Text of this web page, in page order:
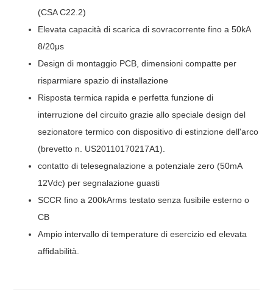
(CSA C22.2)
Elevata capacità di scarica di sovracorrente fino a 50kA
8/20μs
Design di montaggio PCB, dimensioni compatte per
risparmiare spazio di installazione
Risposta termica rapida e perfetta funzione di
interruzione del circuito grazie allo speciale design del
sezionatore termico con dispositivo di estinzione dell'arco
(brevetto n. US20110170217A1).
contatto di telesegnalazione a potenziale zero (50mA
12Vdc) per segnalazione guasti
SCCR fino a 200kArms testato senza fusibile esterno o
CB
Ampio intervallo di temperature di esercizio ed elevata
affidabilità.